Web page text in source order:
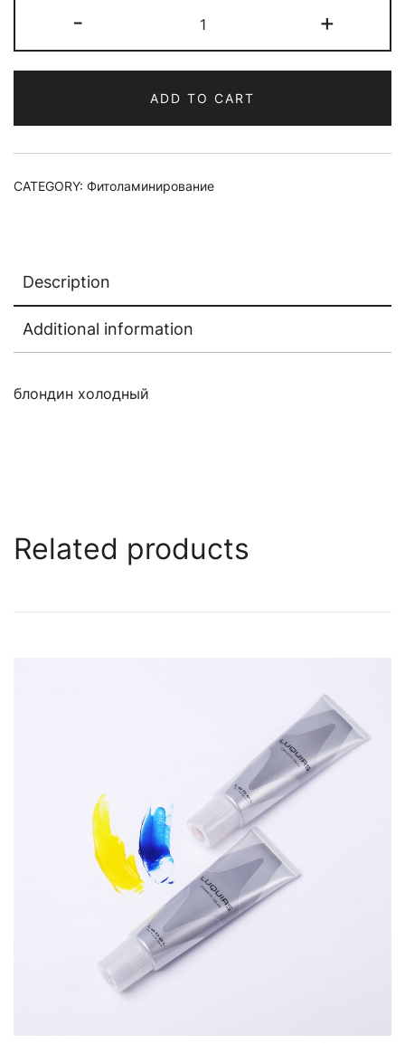
-
для
волос
тон
CB/P
quantity
+
ADD TO CART
CATEGORY: Фитоламинирование
Description
Additional information
блондин холодный
Related products